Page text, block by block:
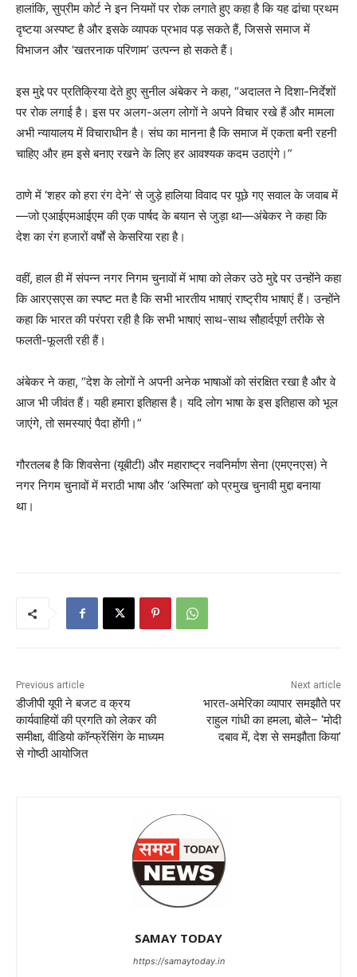
हालांकि, सुप्रीम कोर्ट ने इन नियमों पर रोक लगाते हुए कहा है कि यह ढांचा प्रथम
दृष्टया अस्पष्ट है और इसके व्यापक प्रभाव पड़ सकते हैं, जिससे समाज में
विभाजन और ‘खतरनाक परिणाम’ उत्पन्न हो सकते हैं।
इस मुद्दे पर प्रतिक्रिया देते हुए सुनील अंबेकर ने कहा, “अदालत ने दिशा-निर्देशों
पर रोक लगाई है। इस पर अलग-अलग लोगों ने अपने विचार रखे हैं और मामला
अभी न्यायालय में विचाराधीन है। संघ का मानना है कि समाज में एकता बनी रहनी
चाहिए और हम इसे बनाए रखने के लिए हर आवश्यक कदम उठाएंगे।”
ठाणे में ‘शहर को हरा रंग देने’ से जुड़े हालिया विवाद पर पूछे गए सवाल के जवाब में
—जो एआईएमआईएम की एक पार्षद के बयान से जुड़ा था—अंबेकर ने कहा कि
देश का रंग हजारों वर्षों से केसरिया रहा है।
वहीं, हाल ही में संपन्न नगर निगम चुनावों में भाषा को लेकर उठे मुद्दे पर उन्होंने कहा
कि आरएसएस का स्पष्ट मत है कि सभी भारतीय भाषाएं राष्ट्रीय भाषाएं हैं। उन्होंने
कहा कि भारत की परंपरा रही है कि सभी भाषाएं साथ-साथ सौहार्दपूर्ण तरीके से
फलती-फूलती रही हैं।
अंबेकर ने कहा, “देश के लोगों ने अपनी अनेक भाषाओं को संरक्षित रखा है और वे
आज भी जीवंत हैं। यही हमारा इतिहास है। यदि लोग भाषा के इस इतिहास को भूल
जाएंगे, तो समस्याएं पैदा होंगी।”
गौरतलब है कि शिवसेना (यूबीटी) और महाराष्ट्र नवनिर्माण सेना (एमएनएस) ने
नगर निगम चुनावों में मराठी भाषा और ‘अस्मिता’ को प्रमुख चुनावी मुद्दा बनाया
था।
Previous article
डीजीपी यूपी ने बजट व क्रय
कार्यवाहियों की प्रगति को लेकर की
समीक्षा, वीडियो कॉन्फ्रेंसिंग के माध्यम
से गोष्ठी आयोजित
Next article
भारत-अमेरिका व्यापार समझौते पर
राहुल गांधी का हमला, बोले– ‘मोदी
दबाव में, देश से समझौता किया’
SAMAY TODAY
https://samaytoday.in